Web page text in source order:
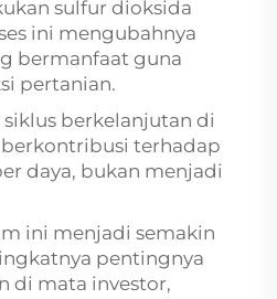
sulfur dioksida
ini mengubahnya
bermanfaat guna
pertanian.
berkelanjutan di
terhadap
daya, bukan menjadi
ini menjadi semakin
pentingnya
di mata investor,